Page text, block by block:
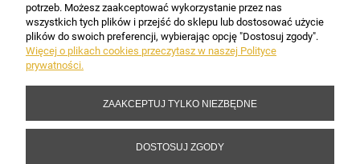
INFORMACJE
Copyright 2017-2026 Sakramento.pl
potrzeb. Możesz zaakceptować wykorzystanie przez nas
wszystkich tych plików i przejść do sklepu lub dostosować użycie
plików do swoich preferencji, wybierając opcję "Dostosuj zgody".
Więcej o plikach cookies przeczytasz w naszej Polityce
prywatności.
ZAAKCEPTUJ TYLKO NIEZBĘDNE
DOSTOSUJ ZGODY